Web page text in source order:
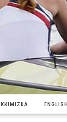
ENGLISH